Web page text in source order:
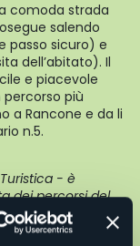
comoda strada
salendo
passo sicuro) e
dell’abitato). Il
e piacevole
più
a Rancone e da li
n.5.
- è
dei percorsi del
e
®